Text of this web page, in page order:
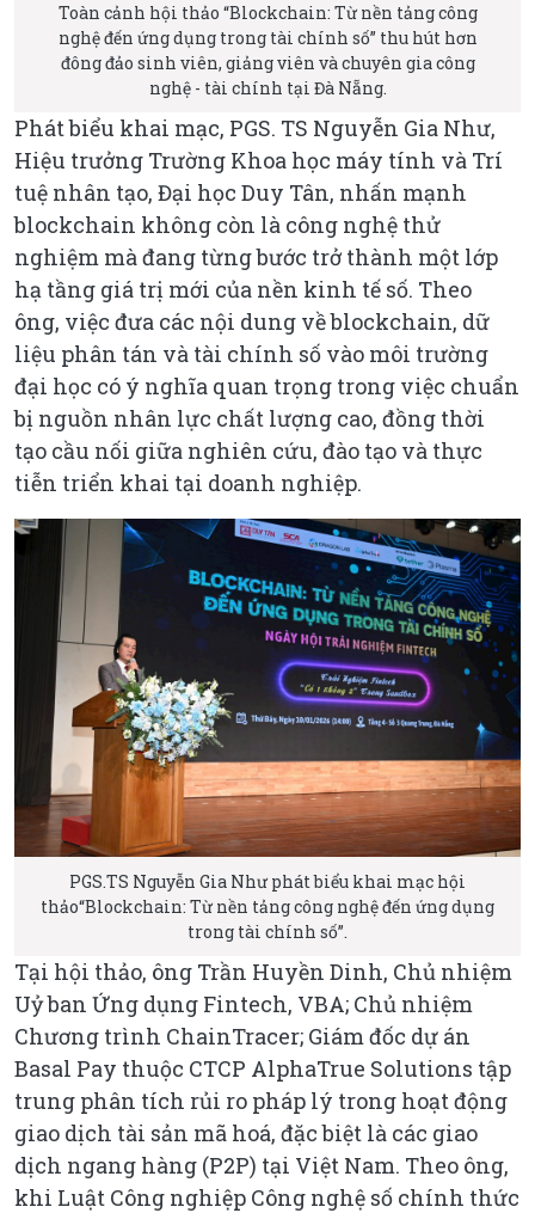
Toàn cảnh hội thảo “Blockchain: Từ nền tảng công
nghệ đến ứng dụng trong tài chính số” thu hút hơn
đông đảo sinh viên, giảng viên và chuyên gia công
nghệ - tài chính tại Đà Nẵng.
Phát biểu khai mạc, PGS. TS Nguyễn Gia Như,
Hiệu trưởng Trường Khoa học máy tính và Trí
tuệ nhân tạo, Đại học Duy Tân, nhấn mạnh
blockchain không còn là công nghệ thử
nghiệm mà đang từng bước trở thành một lớp
hạ tầng giá trị mới của nền kinh tế số. Theo
ông, việc đưa các nội dung về blockchain, dữ
liệu phân tán và tài chính số vào môi trường
đại học có ý nghĩa quan trọng trong việc chuẩn
bị nguồn nhân lực chất lượng cao, đồng thời
tạo cầu nối giữa nghiên cứu, đào tạo và thực
tiễn triển khai tại doanh nghiệp.
PGS.TS Nguyễn Gia Như phát biểu khai mạc hội
thảo“Blockchain: Từ nền tảng công nghệ đến ứng dụng
trong tài chính số”.
Tại hội thảo, ông Trần Huyền Dinh, Chủ nhiệm
Uỷ ban Ứng dụng Fintech, VBA; Chủ nhiệm
Chương trình ChainTracer; Giám đốc dự án
Basal Pay thuộc CTCP AlphaTrue Solutions tập
trung phân tích rủi ro pháp lý trong hoạt động
giao dịch tài sản mã hoá, đặc biệt là các giao
dịch ngang hàng (P2P) tại Việt Nam. Theo ông,
khi Luật Công nghiệp Công nghệ số chính thức